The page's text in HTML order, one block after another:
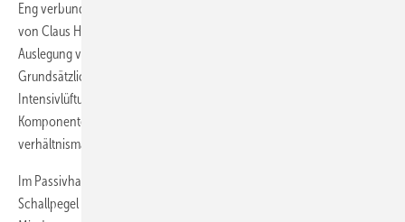
Eng verbunden mit diesem Schallschutz-Thema war auch das Referat
von Claus Händel (Fachinstitut Gebäude-Klima FGK), der über die
Auslegung von Lüftungsanlagen nach E DIN 1946-6 informierte.
Grundsätzlich werde jetzt unterschieden in Mindest-, Grund- und
Intensivlüftung. Bei 30 dB als Schutzziel sollte der Praktiker nur die
Komponenten einsetzen, die mit vorberechneten 26 dB pro Bauteil
verhältnismäßig sicher darunter lägen, war sein Rat.
Im Passivhaus herrschten ganz andere Bedingungen und niedrige
Schallpegel ließen sich meist nur durch Luftwechselraten an der